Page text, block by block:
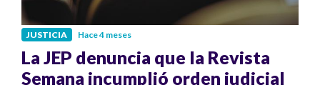
JUSTICIA Hace 4 meses
La JEP denuncia que la Revista
Semana incumplió orden judicial